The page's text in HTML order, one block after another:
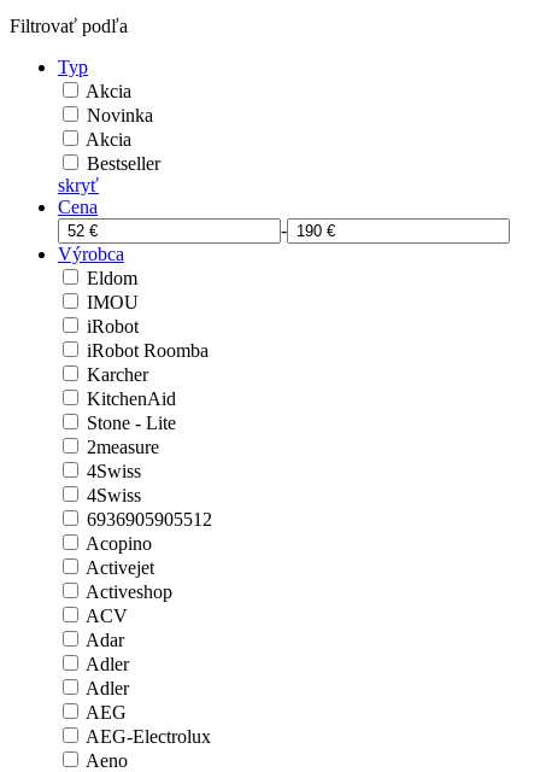
Filtrovať podľa
Typ
Akcia
Novinka
Akcia
Bestseller
skryť
Cena
-
Výrobca
Eldom
IMOU
iRobot
iRobot Roomba
Karcher
KitchenAid
Stone - Lite
2measure
4Swiss
4Swiss
6936905905512
Acopino
Activejet
Activeshop
ACV
Adar
Adler
Adler
AEG
AEG-Electrolux
Aeno